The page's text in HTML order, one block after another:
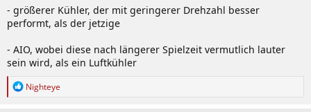
- größerer Kühler, der mit geringerer Drehzahl besser
performt, als der jetzige
- AIO, wobei diese nach längerer Spielzeit vermutlich lauter
sein wird, als ein Luftkühler
R
Nighteye